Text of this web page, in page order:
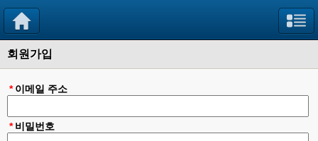
회원가입
이메일 주소
*
비밀번호
*